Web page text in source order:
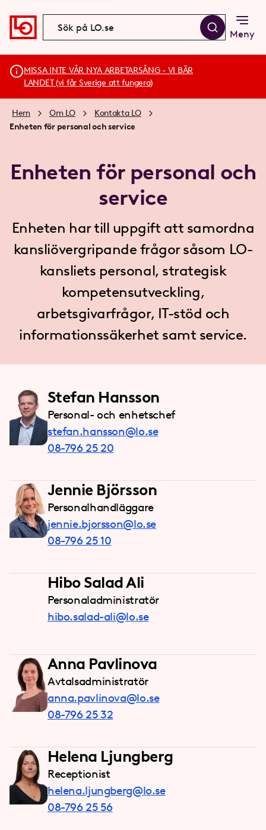
Meny
MISSA INTE VÅR NYA ARBETARSÅNG - VI BÄR
LANDET (vi får Sverige att fungera)
Hem Om LO
Kontakta LO
Enheten för personal och service
Enheten för personal och
service
Enheten har till uppgift att samordna
kansliövergripande frågor såsom LO-
kansliets personal, strategisk
kompetensutveckling,
arbetsgivarfrågor, IT-stöd och
informationssäkerhet samt service.
Stefan Hansson
Personal- och enhetschef
stefan.hansson@lo.se
08-796 25 20
Jennie Björsson
Personalhandläggare
jennie.bjorsson@lo.se
08-796 25 10
Hibo Salad Ali
Personaladministratör
hibo.salad-ali@lo.se
Anna Pavlinova
Avtalsadministratör
anna.pavlinova@lo.se
08-796 25 32
Helena Ljungberg
Receptionist
helena.ljungberg@lo.se
08-796 25 56